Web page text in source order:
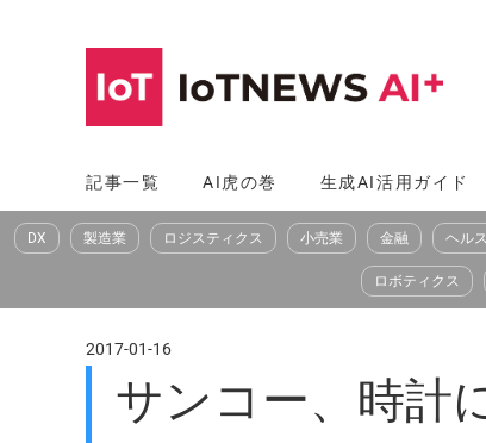
へ
ス
記事一覧 AI虎の巻 生成AI活用ガイド
DX 製造業 ロジスティクス 小売業 金融 ヘル
ロボティクス
2017-01-16
サンコー、時計